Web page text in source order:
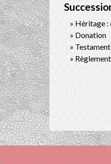
Héritage :
Donation
Testament